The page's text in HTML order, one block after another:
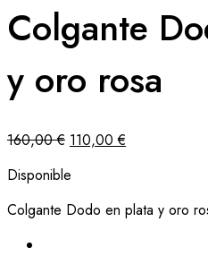
Colgante
y oro rosa
160,00€ 110,00€
Disponible
Colgante Dodo en plata y oro